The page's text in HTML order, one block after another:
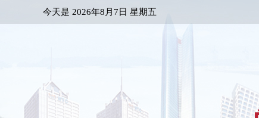
今天是 2026年8月7日 星期五